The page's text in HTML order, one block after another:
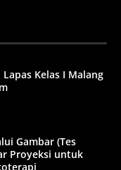
Kelas I Malang
Gambar (Tes
Proyeksi untuk